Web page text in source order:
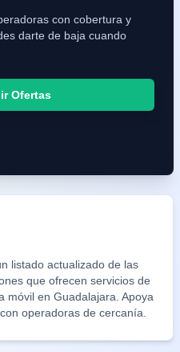
con cobertura y
darte de baja cuando
Ofertas
listado actualizado de las
que ofrecen servicios de
móvil en Guadalajara . Apoya
operadoras de cercanía.